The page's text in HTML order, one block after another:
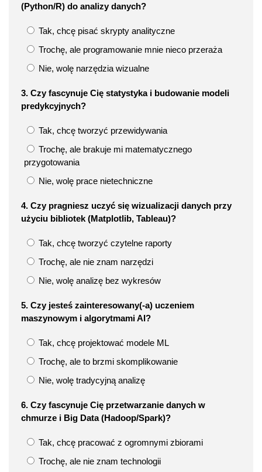
(Python/R) do analizy danych?
Tak, chcę pisać skrypty analityczne
Trochę, ale programowanie mnie nieco przeraża
Nie, wolę narzędzia wizualne
3. Czy fascynuje Cię statystyka i budowanie modeli
predykcyjnych?
Tak, chcę tworzyć przewidywania
Trochę, ale brakuje mi matematycznego
przygotowania
Nie, wolę prace nietechniczne
4. Czy pragniesz uczyć się wizualizacji danych przy
użyciu bibliotek (Matplotlib, Tableau)?
Tak, chcę tworzyć czytelne raporty
Trochę, ale nie znam narzędzi
Nie, wolę analizę bez wykresów
5. Czy jesteś zainteresowany(-a) uczeniem
maszynowym i algorytmami AI?
Tak, chcę projektować modele ML
Trochę, ale to brzmi skomplikowanie
Nie, wolę tradycyjną analizę
6. Czy fascynuje Cię przetwarzanie danych w
chmurze i Big Data (Hadoop/Spark)?
Tak, chcę pracować z ogromnymi zbiorami
Trochę, ale nie znam technologii